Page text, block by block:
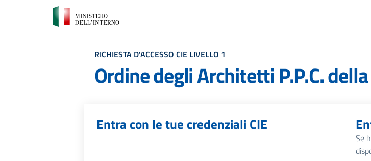
RICHIESTA D'ACCESSO CIE LIVELLO 1
Ordine degli Architetti P.P.C.
Entra con le tue credenziali CIE
Se